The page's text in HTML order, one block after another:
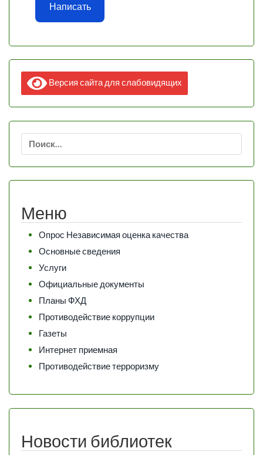
Написать
Версия сайта для слабовидящих
Найти:
Меню
Опрос Независимая оценка качества
Основные сведения
Услуги
Официальные документы
Планы ФХД
Противодействие коррупции
Газеты
Интернет приемная
Противодействие терроризму
Новости библиотек